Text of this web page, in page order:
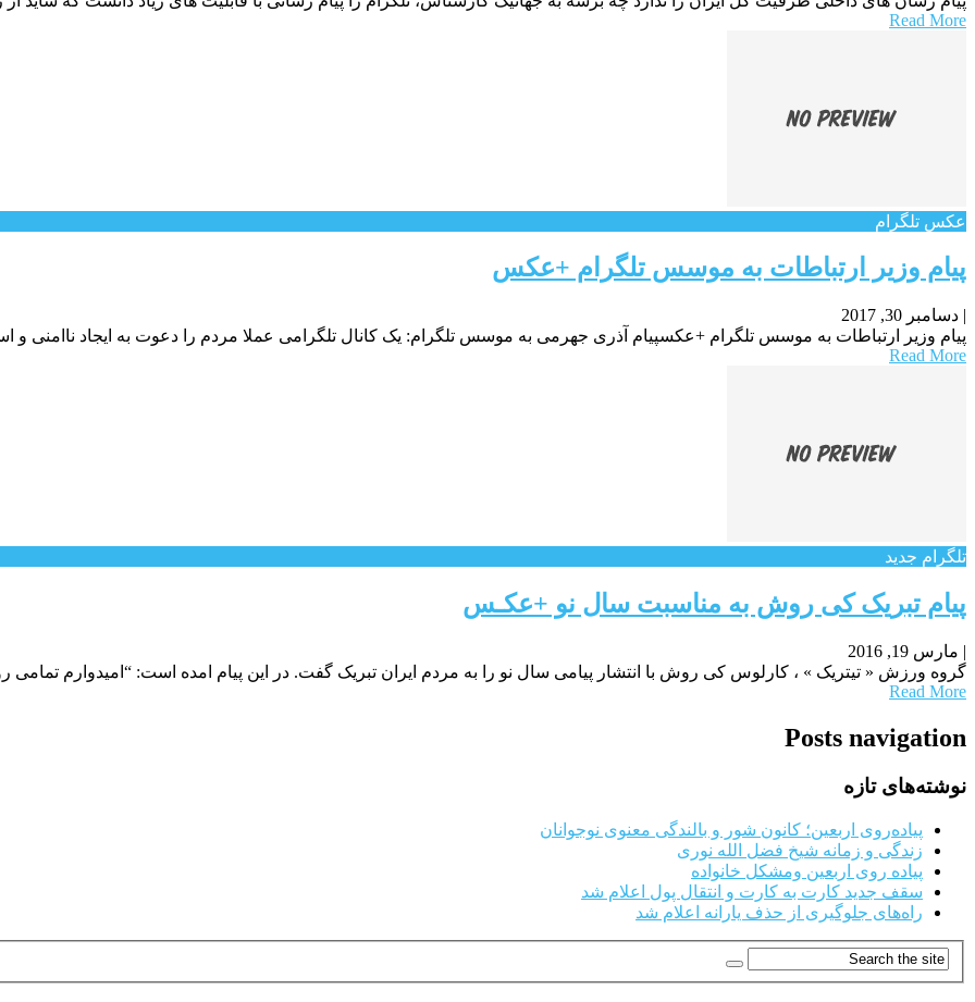
Read More
عکس تلگرام
پیام وزیر ارتباطات به موسس تلگرام +عکس
| دسامبر 30, 2017
پیام وزیر ارتباطات به موسس تلگرام +عکسپیام آذری جهرمی به موسس تلگرام: یک کانال تلگرامی عملا مردم را دعوت به ایجاد ناامنی و
Read More
تلگرام جدید
پیام تبریک کی روش به مناسبت سال نو +عکـس
| مارس 19, 2016
گروه ورزش « تیتریک » ، کارلوس کی روش با انتشار پیامی سال نو را به مردم ایران تبریک گفت. در این پیام امده است: “امیدوارم تمامی
Read More
Posts navigation
نوشته‌های تازه
پیاده‌روی اربعین؛ کانون شور و بالندگی معنوی نوجوانان
زندگی و زمانه شیخ فضل الله نوری
پیاده روی اربعین ومشکل خانواده
سقف جدید کارت به کارت و انتقال پول اعلام شد
راه‌های جلوگیری از حذف یارانه اعلام شد